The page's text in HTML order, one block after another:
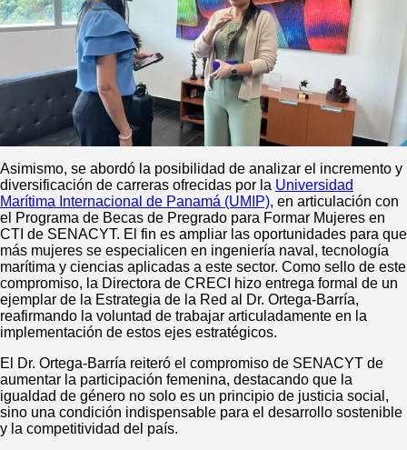
Asimismo, se abordó la posibilidad de analizar el incremento y
diversificación de carreras ofrecidas por la Universidad
Marítima Internacional de Panamá (UMIP), en articulación con
el Programa de Becas de Pregrado para Formar Mujeres en
CTI de SENACYT. El fin es ampliar las oportunidades para que
más mujeres se especialicen en ingeniería naval, tecnología
marítima y ciencias aplicadas a este sector. Como sello de este
compromiso, la Directora de CRECI hizo entrega formal de un
ejemplar de la Estrategia de la Red al Dr. Ortega-Barría,
reafirmando la voluntad de trabajar articuladamente en la
implementación de estos ejes estratégicos.
El Dr. Ortega-Barría reiteró el compromiso de SENACYT de
aumentar la participación femenina, destacando que la
igualdad de género no solo es un principio de justicia social,
sino una condición indispensable para el desarrollo sostenible
y la competitividad del país.